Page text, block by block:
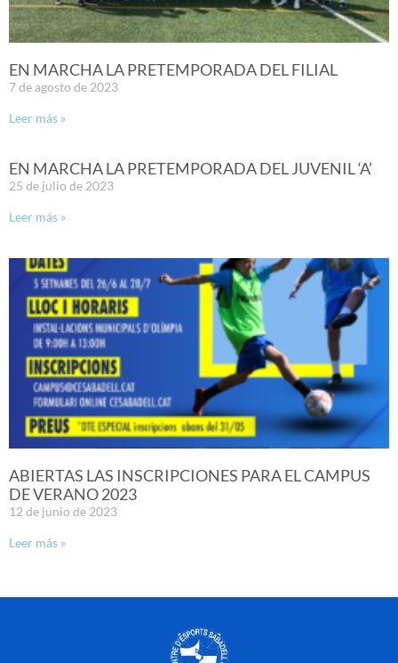
EN MARCHA LA PRETEMPORADA DEL FILIAL
7 de agosto de 2023
Leer más »
EN MARCHA LA PRETEMPORADA DEL JUVENIL ‘A’
25 de julio de 2023
Leer más »
ABIERTAS LAS INSCRIPCIONES PARA EL CAMPUS
DE VERANO 2023
12 de junio de 2023
Leer más »